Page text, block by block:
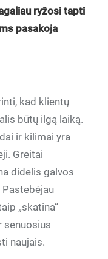
ryžosi tapti
pasakoja
kad klientų
būtų ilgą laiką.
ir kilimai yra
Greitai
didelis galvos
„skatina“
senuosius
naujais.